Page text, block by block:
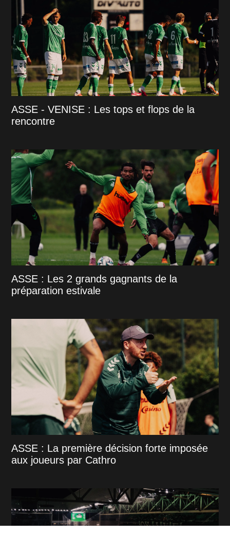
ASSE - VENISE : Les tops et flops de la
rencontre
ASSE : Les 2 grands gagnants de la
préparation estivale
ASSE : La première décision forte imposée
aux joueurs par Cathro